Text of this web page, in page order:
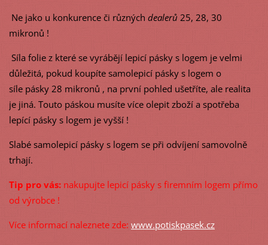
Ne jako u konkurence či různých dealerů 25, 28, 30
mikronů !
Síla folie z které se vyrábějí lepicí pásky s logem je velmi
důležitá, pokud koupíte samolepicí pásky s logem o
síle pásky 28 mikronů , na první pohled ušetříte, ale realita
je jiná. Touto páskou musíte více olepit zboží a spotřeba
lepící pásky s logem je vyšší !
Slabé samolepicí pásky s logem se při odvíjení samovolně
trhají.
Tip pro vás:nakupujte lepicí pásky s firemním logem přímo
od výrobce !
Více informací naleznete zde: www.potiskpasek.cz